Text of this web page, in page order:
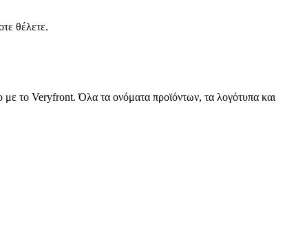
θέλετε.
με το Veryfront. Όλα τα ονόματα προϊόντων, τα λογότυπα και